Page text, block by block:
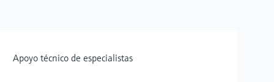
Apoyo técnico de especialistas